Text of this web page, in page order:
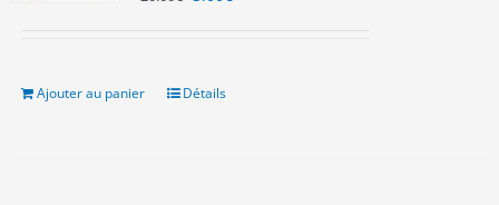
20.00€.
Ajouter au panier Détails